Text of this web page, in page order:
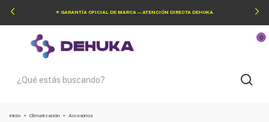
⭐ GARANTÍA OFICIAL DE MARCA — ATENCIÓN DIRECTA DEHUKA
0
Inicio > Climatización > Accesorios